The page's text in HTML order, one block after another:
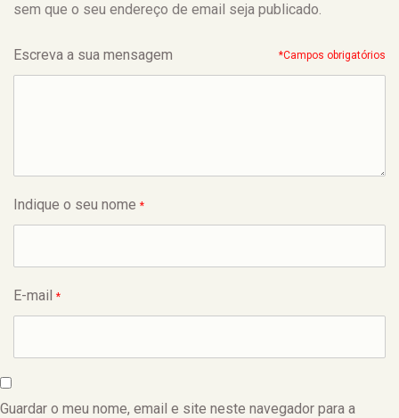
sem que o seu endereço de email seja publicado.
Escreva a sua mensagem *Campos obrigatórios
Indique o seu nome *
E-mail *
Guardar o meu nome, email e site neste navegador para a